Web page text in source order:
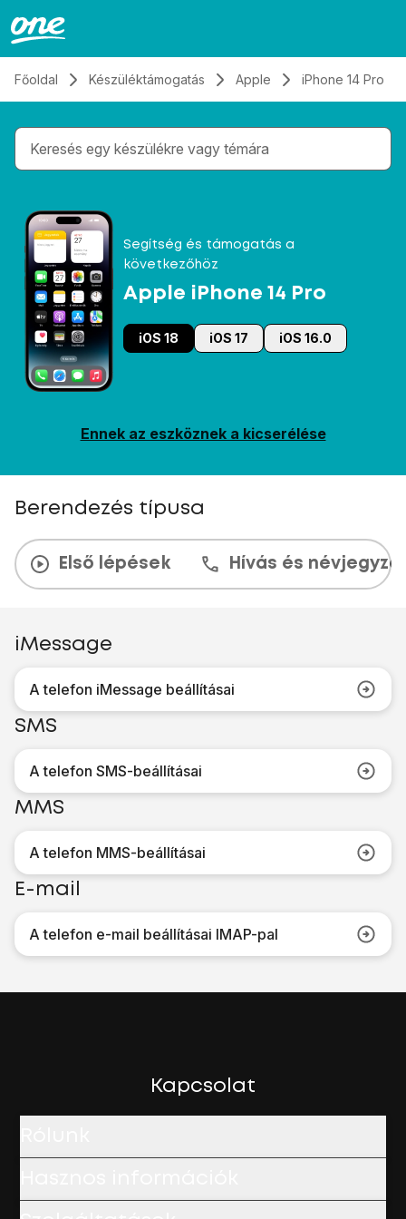
Főoldal Készüléktámogatás Apple iPhone 14 Pro
Gépelés közben megjelennek a keresési
Segítség és támogatás a
következőhöz
Apple iPhone 14 Pro
iOS 18 iOS 17 iOS 16.0
Ennek az eszköznek a kicserélése
Berendezés típusa
Első lépések Hívás és
iMessage
A telefon iMessage beállításai
SMS
A telefon SMS-beállításai
MMS
A telefon MMS-beállításai
E-mail
A telefon e-mail beállításai IMAP-pal
Kapcsolat